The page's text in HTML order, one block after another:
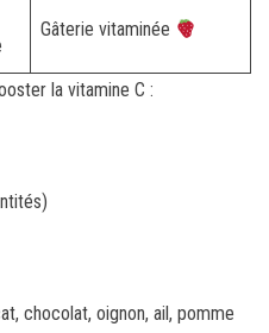
Gâterie vitaminée
la vitamine C :
chocolat, oignon, ail, pomme